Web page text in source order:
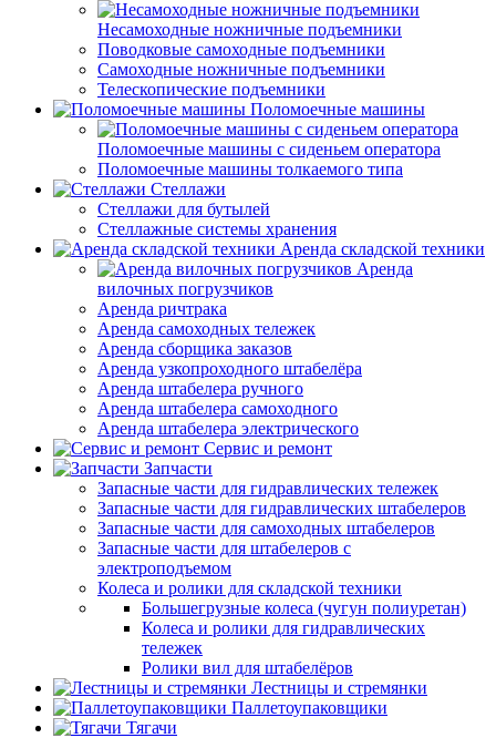
Несамоходные ножничные подъемники
Поводковые самоходные подъемники
Самоходные ножничные подъемники
Телескопические подъемники
Поломоечные машины
Поломоечные машины с сиденьем оператора
Поломоечные машины толкаемого типа
Стеллажи
Стеллажи для бутылей
Стеллажные системы хранения
Аренда складской техники
Аренда
вилочных погрузчиков
Аренда ричтрака
Аренда самоходных тележек
Аренда сборщика заказов
Аренда узкопроходного штабелёра
Аренда штабелера ручного
Аренда штабелера самоходного
Аренда штабелера электрического
Сервис и ремонт
Запчасти
Запасные части для гидравлических тележек
Запасные части для гидравлических штабелеров
Запасные части для самоходных штабелеров
Запасные части для штабелеров с
электроподъемом
Колеса и ролики для складской техники
Большегрузные колеса (чугун полиуретан)
Колеса и ролики для гидравлических
тележек
Ролики вил для штабелёров
Лестницы и стремянки
Паллетоупаковщики
Тягачи